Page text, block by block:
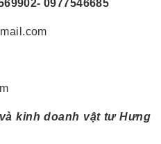
0977546685
kinh doanh vật tư Hưng